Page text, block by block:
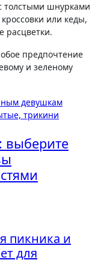
толстыми шнурками
или кеды,
расцветки.
предпочтение
и зеленому
девушкам
трикини
выберите
пикника и
для